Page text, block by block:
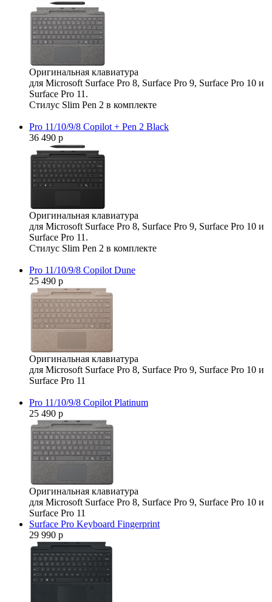
Оригинальная клавиатура
для Microsoft Surface Pro 8, Surface Pro 9, Surface Pro 10 и
Surface Pro 11.
Стилус Slim Pen 2 в комплекте
Pro 11/10/9/8 Copilot + Pen 2 Black
36 490 р
Оригинальная клавиатура
для Microsoft Surface Pro 8, Surface Pro 9, Surface Pro 10 и
Surface Pro 11.
Стилус Slim Pen 2 в комплекте
Pro 11/10/9/8 Copilot Dune
25 490 р
Оригинальная клавиатура
для Microsoft Surface Pro 8, Surface Pro 9, Surface Pro 10 и
Surface Pro 11
Pro 11/10/9/8 Copilot Platinum
25 490 р
Оригинальная клавиатура
для Microsoft Surface Pro 8, Surface Pro 9, Surface Pro 10 и
Surface Pro 11
Surface Pro Keyboard Fingerprint
29 990 р